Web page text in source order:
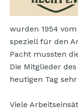
wurden 1954
speziell für den
Pacht mussten
Die Mitglieder
heutigen Tag
Viele